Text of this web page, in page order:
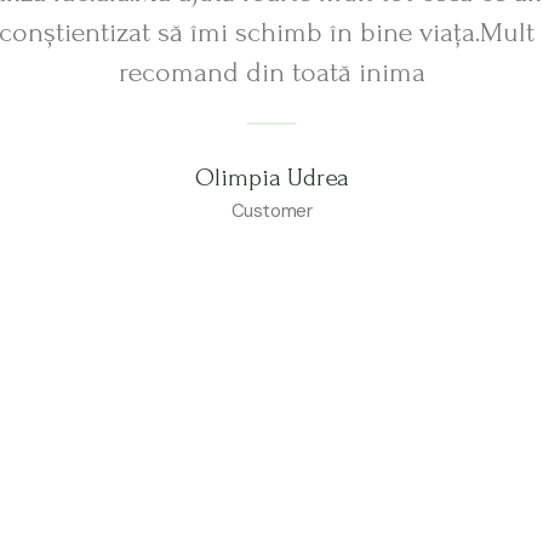
să îmi schimb în bine viața.Mult
recomand din toată inima
Olimpia Udrea
Customer